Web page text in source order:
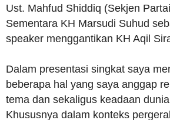
Ust. Mahfud Shiddiq (Sekjen
Sementara KH Marsudi Suhud
speaker menggantikan KH Aqil
Dalam presentasi singkat saya
beberapa hal yang saya anggap
tema dan sekaligus keadaan
Khususnya dalam konteks